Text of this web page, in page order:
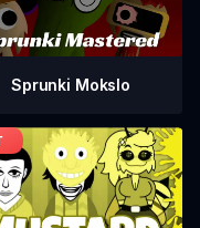
Sprunki Mokslo